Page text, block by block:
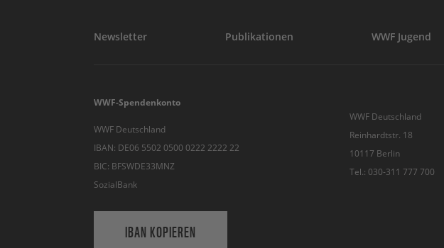
Newsletter Publikationen WWF Jugend
WWF-Spendenkonto
WWF Deutschland
IBAN: DE06 5502 0500 0222 2222 22
BIC: BFSWDE33MNZ
SozialBank
IBAN KOPIEREN
WWF Deutschland
Reinhardtstr. 18
10117 Berlin
Tel.: 030-311 777 700